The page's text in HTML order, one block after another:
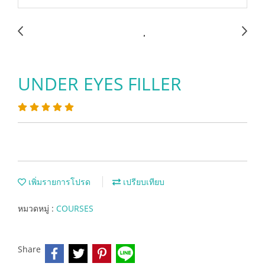
UNDER EYES FILLER
เพิ่มรายการโปรด เปรียบเทียบ
หมวดหมู่ : COURSES
Share